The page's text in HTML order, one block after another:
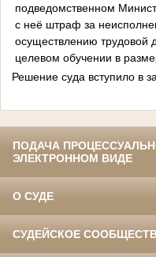
подведомственном
с неё штраф за
осуществлению трудовой
целевом обучении в
Решение суда вступило в
ПОДАЧА
ЭЛЕКТРОННОМ ВИДЕ
О СУДЕ
СУДЕЙСКОЕ